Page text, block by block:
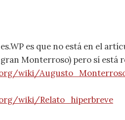
es que no está en el
gran Monterroso) pero sí está
wiki/
wiki/Relato_hiperbreve